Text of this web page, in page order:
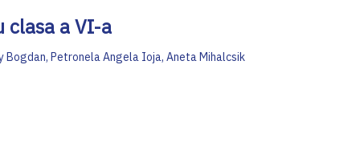
clasa a VI-a
Bogdan, Petronela Angela Ioja, Aneta Mihalcsik